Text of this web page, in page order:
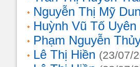
Nguyễn Thị Mỹ
Huỳnh Vũ Tố Uyên
Phạm Nguyễn
Lê Thị Hiền (23/07/